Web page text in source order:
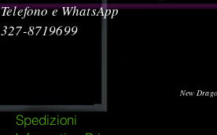
Telefono e WhatsApp
327-8719699
New
Spedizioni